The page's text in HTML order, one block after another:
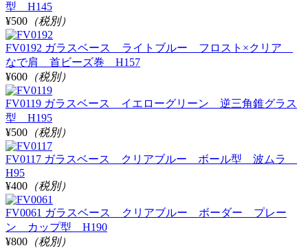
型 H145
¥500 （税別）
FV0192 ガラスベース ライトブルー フロスト×クリア
なで肩 首ビーズ巻 H157
¥600 （税別）
FV0119 ガラスベース イエローグリーン 逆三角錐グラス
型 H195
¥500 （税別）
FV0117 ガラスベース クリアブルー ボール型 波ムラ
H95
¥400 （税別）
FV0061 ガラスベース クリアブルー ボーダー プレー
ン カップ型 H190
¥800 （税別）